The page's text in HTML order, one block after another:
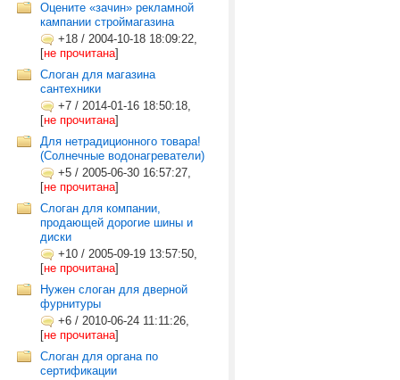
Оцените «зачин» рекламной
кампании строймагазина
+18 / 2004-10-18 18:09:22,
[не прочитана]
Слоган для магазина
сантехники
+7 / 2014-01-16 18:50:18,
[не прочитана]
Для нетрадиционного товара!
(Солнечные водонагреватели)
+5 / 2005-06-30 16:57:27,
[не прочитана]
Слоган для компании,
продающей дорогие шины и
диски
+10 / 2005-09-19 13:57:50,
[не прочитана]
Нужен слоган для дверной
фурнитуры
+6 / 2010-06-24 11:11:26,
[не прочитана]
Слоган для органа по
сертификации